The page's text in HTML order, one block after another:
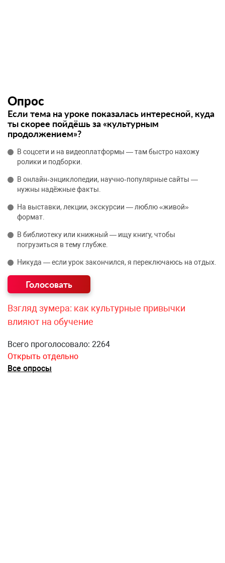
Опрос
Если тема на уроке показалась интересной, куда
ты скорее пойдёшь за «культурным
продолжением»?
В соцсети и на видеоплатформы — там быстро нахожу
ролики и подборки.
В онлайн‑энциклопедии, научно‑популярные сайты —
нужны надёжные факты.
На выставки, лекции, экскурсии — люблю «живой»
формат.
В библиотеку или книжный — ищу книгу, чтобы
погрузиться в тему глубже.
Никуда — если урок закончился, я переключаюсь на отдых.
Взгляд зумера: как культурные привычки
влияют на обучение
Всего проголосовало: 2264
Открыть отдельно
Все опросы